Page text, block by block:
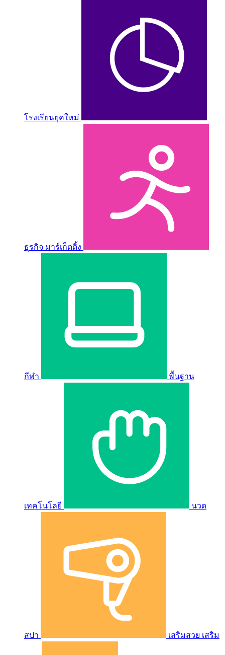
โรงเรียนยุคใหม่
ธุรกิจ มาร์เก็ตติ้ง
กีฬา พื้นฐาน
เทคโนโลยี นวด
สปา เสริมสวย เสริม